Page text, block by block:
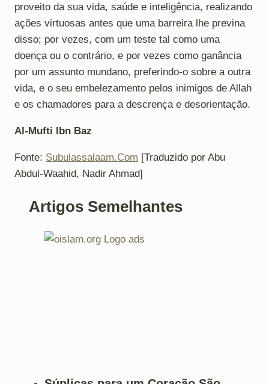
proveito da sua vida, saúde e inteligência, realizando
ações virtuosas antes que uma barreira lhe previna
disso; por vezes, com um teste tal como uma
doença ou o contrário, e por vezes como ganância
por um assunto mundano, preferindo-o sobre a outra
vida, e o seu embelezamento pelos inimigos de Allah
e os chamadores para a descrença e desorientação.
Al-Mufti Ibn Baz
Fonte: Subulassalaam.Com [Traduzido por Abu
Abdul-Waahid, Nadir Ahmad]
Artigos Semelhantes